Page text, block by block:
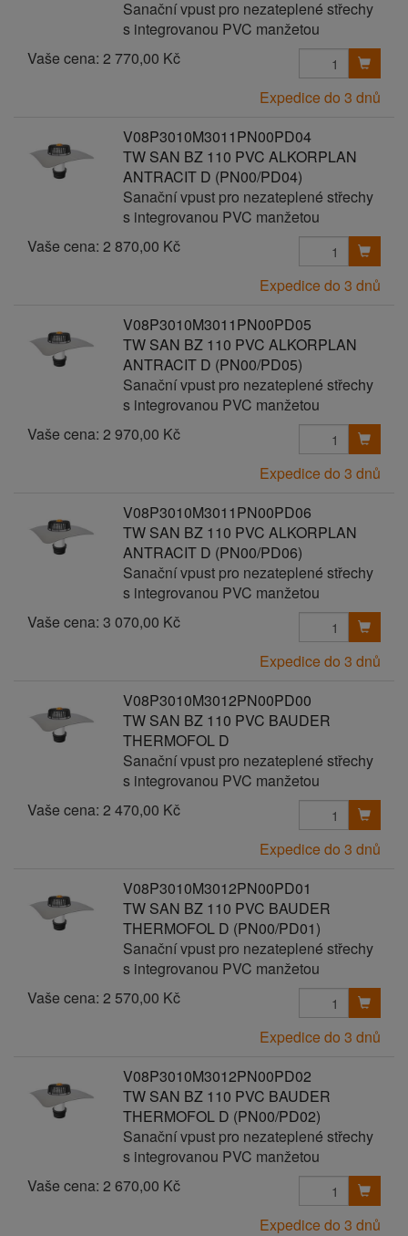
Sanační vpust pro nezateplené střechy
s integrovanou PVC manžetou
Vaše cena: 2 770,00 Kč
Expedice do 3 dnů
V08P3010M3011PN00PD04
TW SAN BZ 110 PVC ALKORPLAN
ANTRACIT D (PN00/PD04)
Sanační vpust pro nezateplené střechy
s integrovanou PVC manžetou
Vaše cena: 2 870,00 Kč
Expedice do 3 dnů
V08P3010M3011PN00PD05
TW SAN BZ 110 PVC ALKORPLAN
ANTRACIT D (PN00/PD05)
Sanační vpust pro nezateplené střechy
s integrovanou PVC manžetou
Vaše cena: 2 970,00 Kč
Expedice do 3 dnů
V08P3010M3011PN00PD06
TW SAN BZ 110 PVC ALKORPLAN
ANTRACIT D (PN00/PD06)
Sanační vpust pro nezateplené střechy
s integrovanou PVC manžetou
Vaše cena: 3 070,00 Kč
Expedice do 3 dnů
V08P3010M3012PN00PD00
TW SAN BZ 110 PVC BAUDER
THERMOFOL D
Sanační vpust pro nezateplené střechy
s integrovanou PVC manžetou
Vaše cena: 2 470,00 Kč
Expedice do 3 dnů
V08P3010M3012PN00PD01
TW SAN BZ 110 PVC BAUDER
THERMOFOL D (PN00/PD01)
Sanační vpust pro nezateplené střechy
s integrovanou PVC manžetou
Vaše cena: 2 570,00 Kč
Expedice do 3 dnů
V08P3010M3012PN00PD02
TW SAN BZ 110 PVC BAUDER
THERMOFOL D (PN00/PD02)
Sanační vpust pro nezateplené střechy
s integrovanou PVC manžetou
Vaše cena: 2 670,00 Kč
Expedice do 3 dnů